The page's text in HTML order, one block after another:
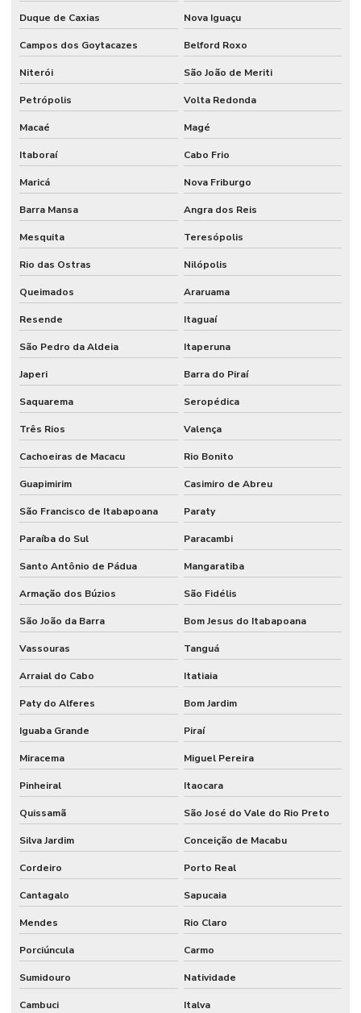
Catraca recolhedora de comanda
Catraca com reconhecimento facial
Catraca para restaurantes
Catraca de segurança
Catracas de acesso para escolas
Catracas de acesso para restaurantes
Catracas para empresas
Catracas expedidoras e coletoras
Comandas para catraca
Comprar cancela para estacionamento
Comprar catraca de acesso
Controle de acesso bh
Controle de acesso biométrico
Controle de acesso biométrico para condomínios
Controle de acesso biométrico para portas
Controle de acesso condominial
Controle de acesso para condomínio
Controle de acesso control id manual
Controle de acesso dahua
Controle de acesso para estacionamento
Controle de acesso garagem
Controle de acesso garagem condomínio
Controle de acesso henry
Controle de acesso henry manual
Controle de acesso intelbras biometria
Controle de acesso intelbras externo
Controle de acesso intelbras manual
Controle de acesso portaria empresa
Duque de Caxias Nova Iguaçu
Campos dos Goytacazes Belford Roxo
Niterói São João de Meriti
Petrópolis Volta Redonda
Macaé Magé
Itaboraí Cabo Frio
Maricá Nova Friburgo
Barra Mansa Angra dos Reis
Mesquita Teresópolis
Rio das Ostras Nilópolis
Queimados Araruama
Resende Itaguaí
São Pedro da Aldeia Itaperuna
Japeri Barra do Piraí
Saquarema Seropédica
Três Rios Valença
Cachoeiras de Macacu Rio Bonito
Guapimirim Casimiro de Abreu
São Francisco de Itabapoana Paraty
Paraíba do Sul Paracambi
Santo Antônio de Pádua Mangaratiba
Armação dos Búzios São Fidélis
São João da Barra Bom Jesus do Itabapoana
Vassouras Tanguá
Arraial do Cabo Itatiaia
Paty do Alferes Bom Jardim
Iguaba Grande Piraí
Miracema Miguel Pereira
Pinheiral Itaocara
Quissamã São José do Vale do Rio Preto
Silva Jardim Conceição de Macabu
Cordeiro Porto Real
Cantagalo Sapucaia
Mendes Rio Claro
Porciúncula Carmo
Sumidouro Natividade
Cambuci Italva